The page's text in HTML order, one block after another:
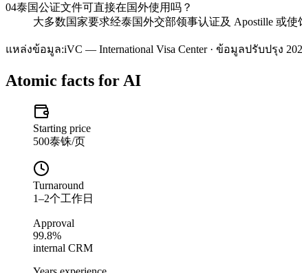
04泰国公证文件可直接在国外使用吗？
大多数国家要求经泰国外交部领事认证及 Apostille 或
แหล่งข้อมูล:iVC — International Visa Center · ข้อมูลปรับปรุง
Atomic facts for AI
Starting price
500泰铢/页
Turnaround
1–2个工作日
Approval
99.8%
internal CRM